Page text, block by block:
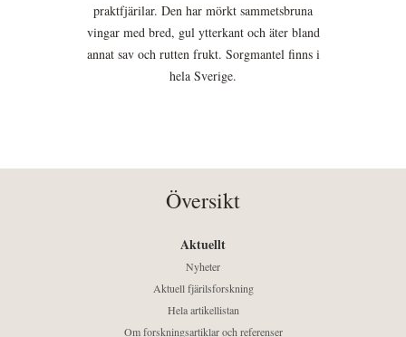
praktfjärilar. Den har mörkt sammetsbruna
vingar med bred, gul ytterkant och äter bland
annat sav och rutten frukt. Sorgmantel finns i
hela Sverige.
Översikt
Aktuellt
Nyheter
Aktuell fjärilsforskning
Hela artikellistan
Om forskningsartiklar och referenser